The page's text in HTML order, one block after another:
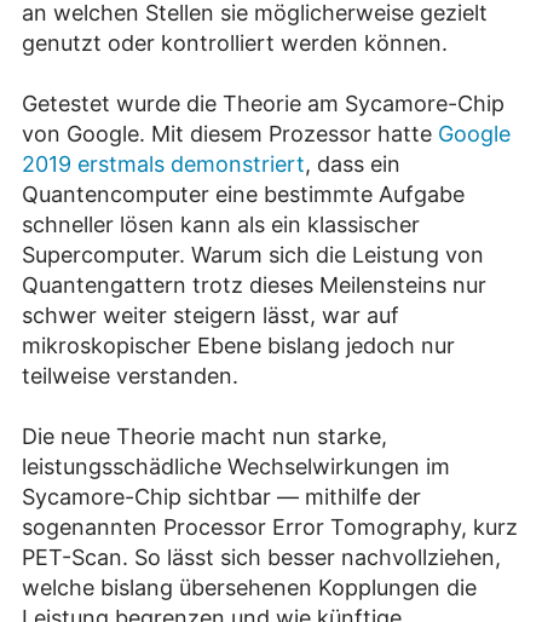
an welchen Stellen sie möglicherweise gezielt
genutzt oder kontrolliert werden können.
Getestet wurde die Theorie am Sycamore-Chip
von Google. Mit diesem Prozessor hatte Google
2019 erstmals demonstriert, dass ein
Quantencomputer eine bestimmte Aufgabe
schneller lösen kann als ein klassischer
Supercomputer. Warum sich die Leistung von
Quantengattern trotz dieses Meilensteins nur
schwer weiter steigern lässt, war auf
mikroskopischer Ebene bislang jedoch nur
teilweise verstanden.
Die neue Theorie macht nun starke,
leistungsschädliche Wechselwirkungen im
Sycamore-Chip sichtbar — mithilfe der
sogenannten Processor Error Tomography, kurz
PET-Scan. So lässt sich besser nachvollziehen,
welche bislang übersehenen Kopplungen die